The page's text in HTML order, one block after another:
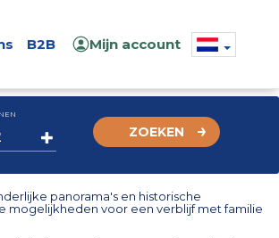
B2B Mijn account
ZOEKEN
panorama's en historische
mogelijkheden voor een verblijf met familie